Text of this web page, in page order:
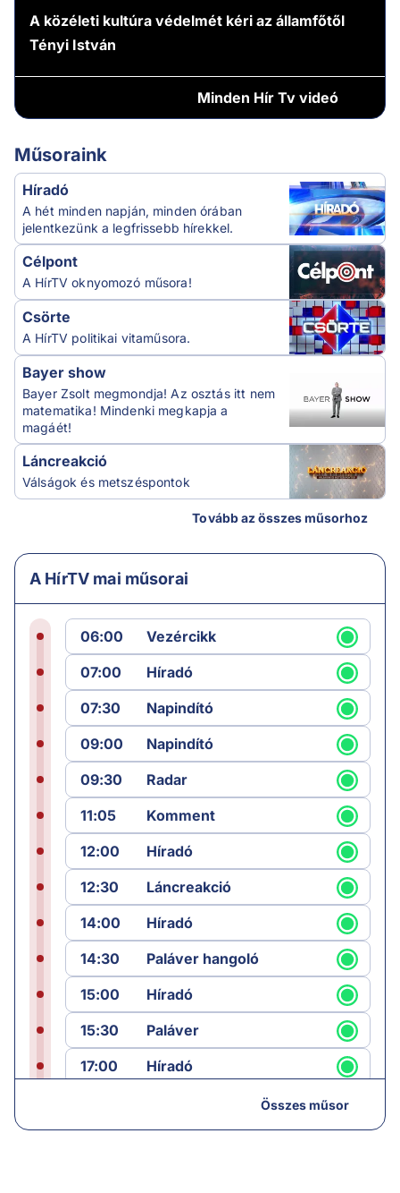
A közéleti kultúra védelmét kéri az államfőtől
Tényi István
Minden Hír Tv videó
Műsoraink
Híradó
A hét minden napján, minden órában
jelentkezünk a legfrissebb hírekkel.
Célpont
A HírTV oknyomozó műsora!
Csörte
A HírTV politikai vitaműsora.
Bayer show
Bayer Zsolt megmondja! Az osztás itt nem
matematika! Mindenki megkapja a
magáét!
Láncreakció
Válságok és metszéspontok
Tovább az összes műsorhoz
A HírTV mai műsorai
06:00
Vezércikk
07:00
Híradó
07:30
Napindító
09:00
Napindító
09:30
Radar
11:05
Komment
12:00
Híradó
12:30
Láncreakció
14:00
Híradó
14:30
Paláver hangoló
15:00
Híradó
15:30
Paláver
17:00
Híradó
Összes műsor